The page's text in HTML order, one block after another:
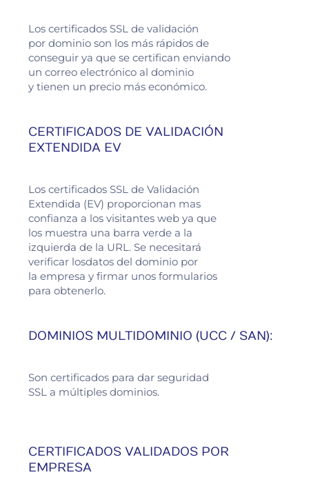
Los certificados SSL de validación
por dominio son los más rápidos de
conseguir ya que se certifican enviando
un correo electrónico al dominio
y tienen un precio más económico.
CERTIFICADOS DE VALIDACIÓN
EXTENDIDA EV
Los certificados SSL de Validación
Extendida (EV) proporcionan mas
confianza a los visitantes web ya que
los muestra una barra verde a la
izquierda de la URL. Se necesitará
verificar losdatos del dominio por
la empresa y firmar unos formularios
para obtenerlo.
DOMINIOS MULTIDOMINIO (UCC / SAN):
Son certificados para dar seguridad
SSL a múltiples dominios.
CERTIFICADOS VALIDADOS POR
EMPRESA